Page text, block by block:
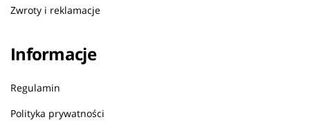
Zwroty i reklamacje
Informacje
Regulamin
Polityka prywatności